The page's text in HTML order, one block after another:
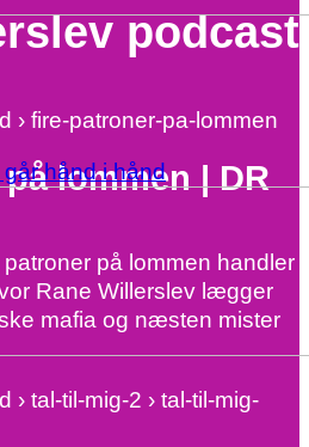
hånd i hånd
podcast
› fire-patroner-pa-lommen
lommen | DR
på lommen handler
Rane Willerslev lægger
mafia og næsten mister
› tal-til-mig-2 › tal-til-mig-